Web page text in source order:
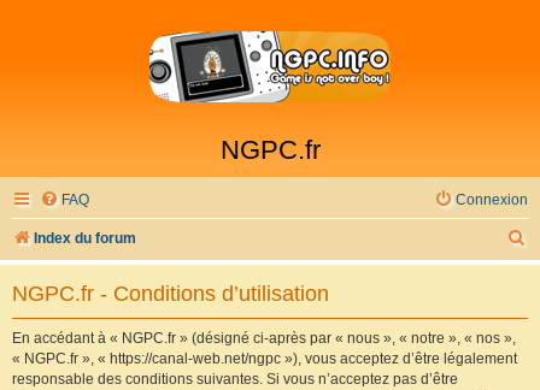
NGPC.fr
FAQ Connexion
Index du forum
e
NGPC.fr - Conditions d’utilisation
En accédant à « NGPC.fr » (désigné ci-après par « nous », « notre », « nos »,
« NGPC.fr », « https://canal-web.net/ngpc »), vous acceptez d’être légalement
responsable des conditions suivantes. Si vous n’acceptez pas d’être